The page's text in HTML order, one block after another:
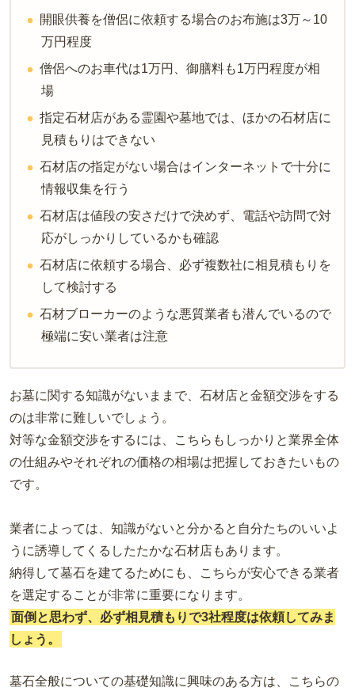
開眼供養を僧侶に依頼する場合のお布施は3万～10
万円程度
僧侶へのお車代は1万円、御膳料も1万円程度が相
場
指定石材店がある霊園や墓地では、ほかの石材店に
見積もりはできない
石材店の指定がない場合はインターネットで十分に
情報収集を行う
石材店は値段の安さだけで決めず、電話や訪問で対
応がしっかりしているかも確認
石材店に依頼する場合、必ず複数社に相見積もりを
して検討する
石材ブローカーのような悪質業者も潜んでいるので
極端に安い業者は注意
お墓に関する知識がないままで、石材店と金額交渉をする
のは非常に難しいでしょう。
対等な金額交渉をするには、こちらもしっかりと業界全体
の仕組みやそれぞれの価格の相場は把握しておきたいもの
です。
業者によっては、知識がないと分かると自分たちのいいよ
うに誘導してくるしたたかな石材店もあります。
納得して墓石を建てるためにも、こちらが安心できる業者
を選定することが非常に重要になります。
面倒と思わず、必ず相見積もりで3社程度は依頼してみま
しょう。
墓石全般についての基礎知識に興味のある方は、こちらの